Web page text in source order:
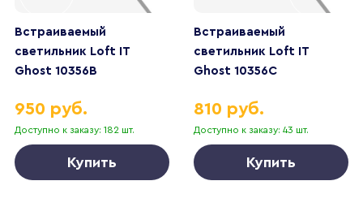
Встраиваемый
светильник Loft IT
Ghost 10356B
Доступно к заказу: 182 шт.
950 руб.
Купить
Встраиваемый
светильник Loft IT
Ghost 10356C
Доступно к заказу: 43 шт.
810 руб.
Купить